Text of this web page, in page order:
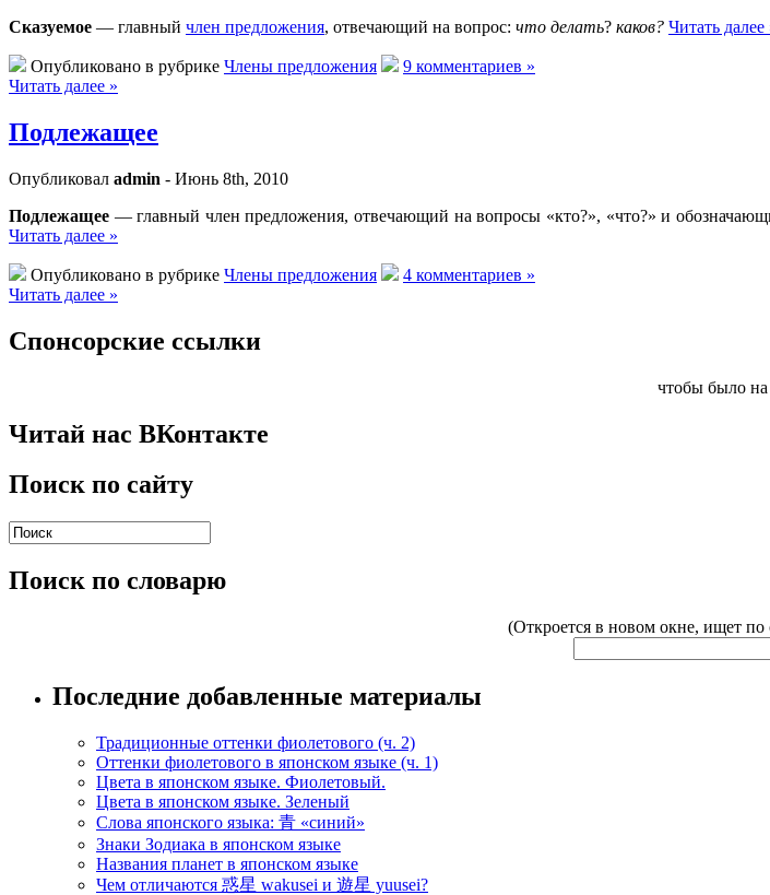
Сказуемое — главный член предложения, отвечающий на вопрос: что делать? каков? Читать далее
Опубликовано в рубрике Члены предложения
9 комментариев »
Читать далее »
Подлежащее
Опубликовал admin - Июнь 8th, 2010
Подлежащее — главный член предложения, отвечающий на вопросы «кто?», «что?» и
Читать далее »
Опубликовано в рубрике Члены предложения
4 комментариев »
Читать далее »
Спонсорские ссылки
чтобы было на
Читай нас ВКонтакте
Поиск по сайту
Поиск по словарю
(Откроется в новом окне, ищет
Последние добавленные материалы
Традиционные оттенки фиолетового (ч. 2)
Оттенки фиолетового в японском языке (ч. 1)
Цвета в японском языке. Фиолетовый.
Цвета в японском языке. Зеленый
Слова японского языка: 青 «синий»
Знаки Зодиака в японском языке
Названия планет в японском языке
Чем отличаются 惑星 wakusei и 遊星 yuusei?